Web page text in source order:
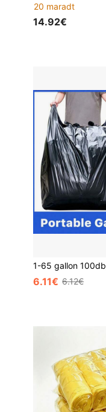
20 maradt
14.92€
6.11€ 6.12€